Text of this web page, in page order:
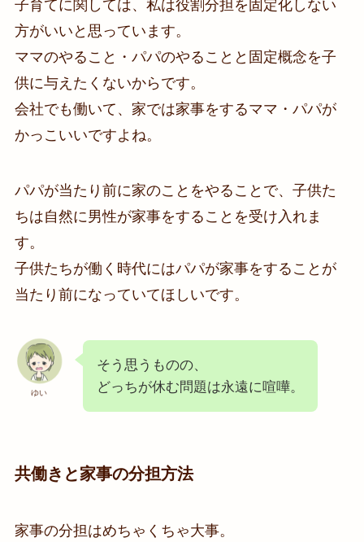
子育てに関しては、私は役割分担を固定化しない
方がいいと思っています。
ママのやること・パパのやることと固定概念を子
供に与えたくないからです。
会社でも働いて、家では家事をするママ・パパが
かっこいいですよね。
パパが当たり前に家のことをやることで、子供た
ちは自然に男性が家事をすることを受け入れま
す。
子供たちが働く時代にはパパが家事をすることが
当たり前になっていてほしいです。
ゆい
そう思うものの、
どっちが休む問題は永遠に喧嘩。
共働きと家事の分担方法
家事の分担はめちゃくちゃ大事。